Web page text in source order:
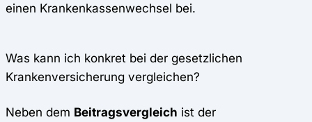
einen Krankenkassenwechsel bei.
Was kann ich konkret bei der gesetzlichen
Krankenversicherung vergleichen?
Neben dem Beitragsvergleich ist der